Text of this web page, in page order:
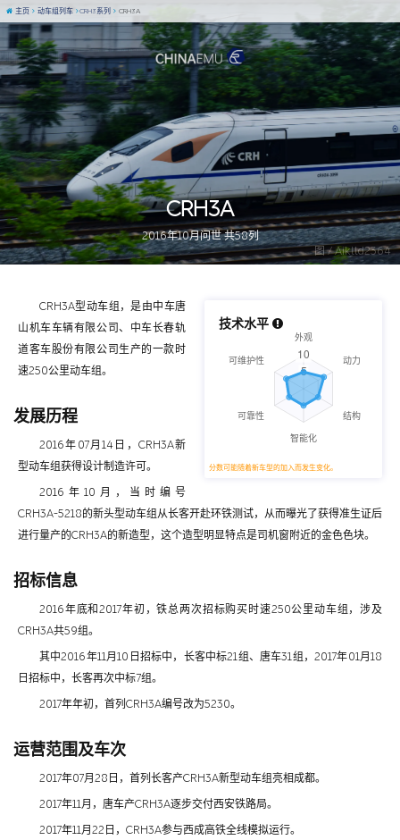
图 / Aiklld2364
CRH3A
2016年10月问世 共58列
主页 动车组列车 CRH3系列 CRH3A
技术水平
分数可能随着新车型的加入而发生变化。
CRH3A型动车组，是由中车唐
山机车车辆有限公司、中车长春轨
道客车股份有限公司生产的一款时
速250公里动车组。
发展历程
2016年07月14日，CRH3A新
型动车组获得设计制造许可。
2016年10月，当时编号
CRH3A-5218的新头型动车组从长客开赴环铁测试，从而曝光了获得准生证后
进行量产的CRH3A的新造型，这个造型明显特点是司机窗附近的金色色块。
招标信息
2016年底和2017年初，铁总两次招标购买时速250公里动车组，涉及
CRH3A共59组。
其中2016年11月10日招标中，长客中标21组、唐车31组，2017年01月18
日招标中，长客再次中标7组。
2017年年初，首列CRH3A编号改为5230。
运营范围及车次
2017年07月28日，首列长客产CRH3A新型动车组亮相成都。
2017年11月，唐车产CRH3A逐步交付西安铁路局。
2017年11月22日，CRH3A参与西成高铁全线模拟运行。